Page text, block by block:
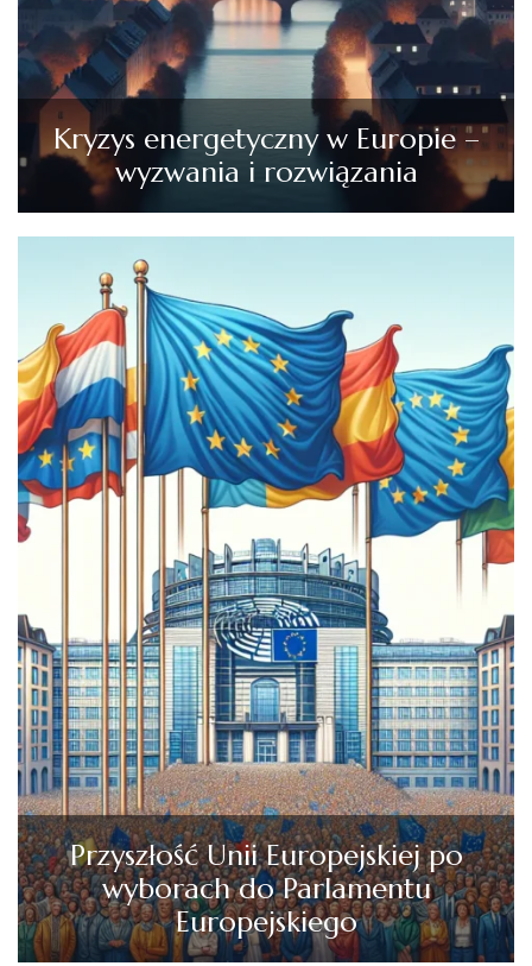
Kryzys energetyczny w Europie –
wyzwania i rozwiązania
Przyszłość Unii Europejskiej po
wyborach do Parlamentu
Europejskiego